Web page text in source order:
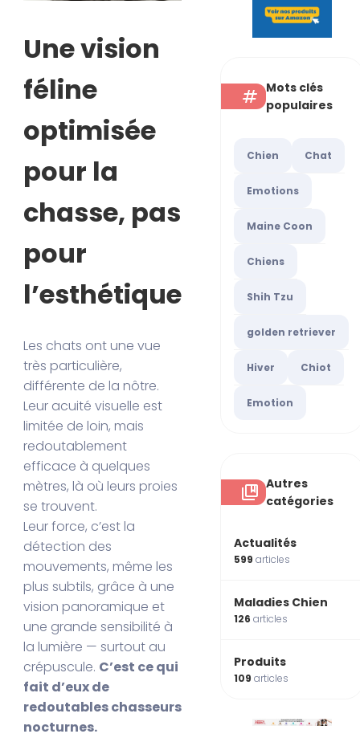
Une vision
féline
optimisée
pour la
chasse, pas
pour
l’esthétique
Les chats ont une vue
très particulière,
différente de la nôtre.
Leur acuité visuelle est
limitée de loin, mais
redoutablement
efficace à quelques
mètres, là où leurs proies
se trouvent.
Leur force, c’est la
détection des
mouvements, même les
plus subtils, grâce à une
vision panoramique et
une grande sensibilité à
la lumière — surtout au
crépuscule. C’est ce qui
fait d’eux de
redoutables chasseurs
nocturnes.
Mots clés
populaires
Chien Chat
Emotions
Maine Coon
Chiens
Shih Tzu
golden retriever
Hiver Chiot
Emotion
Autres
catégories
Actualités
599articles
Maladies Chien
126articles
Produits
109articles